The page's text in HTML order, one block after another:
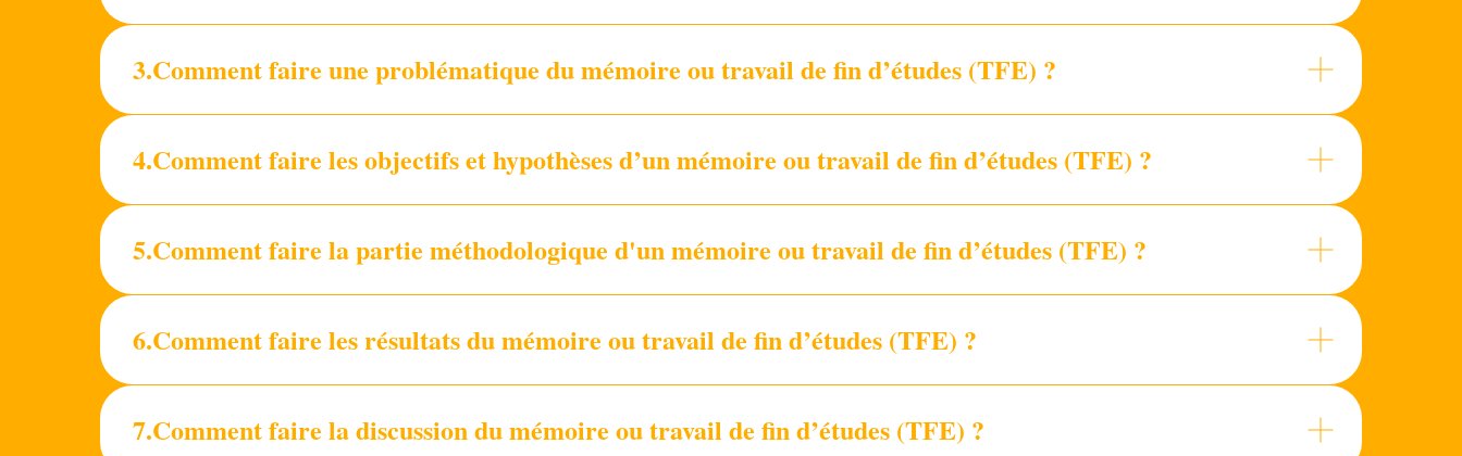
3.Comment faire une problématique du mémoire ou travail de fin d’études (TFE) ?
4.Comment faire les objectifs et hypothèses d’un mémoire ou travail de fin d’études (TFE) ?
5.Comment faire la partie méthodologique d'un mémoire ou travail de fin d’études (TFE) ?
6.Comment faire les résultats du mémoire ou travail de fin d’études (TFE) ?
7.Comment faire la discussion du mémoire ou travail de fin d’études (TFE) ?